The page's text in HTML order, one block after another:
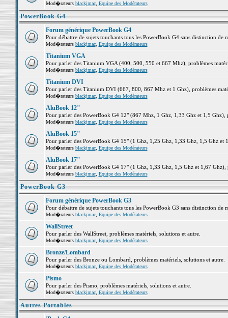
Mod�rateurs blackjmac, Equipe des Modérateurs
PowerBook G4
Forum générique PowerBook G4
Pour débattre de sujets touchants tous les PowerBook G4 sans distinction de
Mod�rateurs blackjmac, Equipe des Modérateurs
Titanium VGA
Pour parler des Titanium VGA (400, 500, 550 et 667 Mhz), problèmes
Mod�rateurs blackjmac, Equipe des Modérateurs
Titanium DVI
Pour parler des Titanium DVI (667, 800, 867 Mhz et 1 Ghz), problèmes
Mod�rateurs blackjmac, Equipe des Modérateurs
AluBook 12"
Pour parler des PowerBook G4 12" (867 Mhz, 1 Ghz, 1,33 Ghz et 1,5 Ghz),
Mod�rateurs blackjmac, Equipe des Modérateurs
AluBook 15"
Pour parler des PowerBook G4 15" (1 Ghz, 1,25 Ghz, 1,33 Ghz, 1,5 Ghz et
Mod�rateurs blackjmac, Equipe des Modérateurs
AluBook 17"
Pour parler des PowerBook G4 17" (1 Ghz, 1,33 Ghz, 1,5 Ghz et 1,67 Ghz),
Mod�rateurs blackjmac, Equipe des Modérateurs
PowerBook G3
Forum générique PowerBook G3
Pour débattre de sujets touchants tous les PowerBook G3 sans distinction de
Mod�rateurs blackjmac, Equipe des Modérateurs
WallStreet
Pour parler des WallStreet, problèmes matériels, solutions et autre.
Mod�rateurs blackjmac, Equipe des Modérateurs
Bronze/Lombard
Pour parler des Bronze ou Lombard, problèmes matériels, solutions et autre.
Mod�rateurs blackjmac, Equipe des Modérateurs
Pismo
Pour parler des Pismo, problèmes matériels, solutions et autre.
Mod�rateurs blackjmac, Equipe des Modérateurs
Autres Portables